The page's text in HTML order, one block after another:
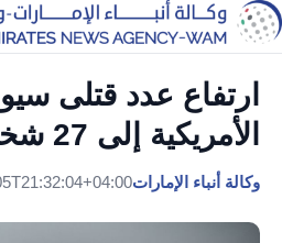
ارتفاع عدد قتلى
الأمريكية إلى 27 شخصا
وكالة أنباء الإمارات